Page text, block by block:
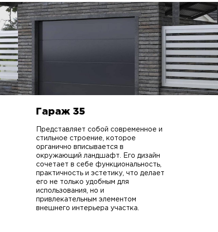
Гараж 35
Представляет собой современное и
стильное строение, которое
органично вписывается в
окружающий ландшафт. Его дизайн
сочетает в себе функциональность,
практичность и эстетику, что делает
его не только удобным для
использования, но и
привлекательным элементом
внешнего интерьера участка.